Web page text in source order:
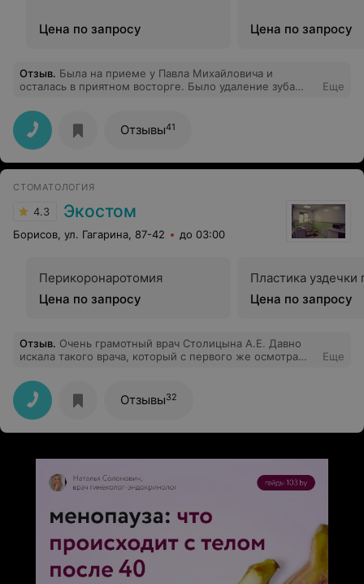
Цена по запросу Цена по запросу
Отзыв. Была на приеме у Павла Михайловича и
осталась в приятном восторге. Было удаление зуба
бережное отношение и комфортная обстановка - а
поскольку я панически боюсь стоматологии в целом,
то для меня это определяющий фактор при выборе
специалистов в области стоматологии. В общем, все
прошло на "ура", всем, кто так же, как и я, от слово
РЕКОМЕНДУЮ, после посещения данного Врача с
большой буквы ваши страхи развеятся.
Еще
Отзывы41
СТОМАТОЛОГИЯ
4.3 Экостом
Борисов, ул. Гагарина, 87-42 до 03:00
Перикоронаротомия
Цена по запросу
Пластика уздечки
Цена по запросу
Отзыв. Очень грамотный врач Столицына А.Е. Давно
искала такого врача, который с первого же осмотра
только к ней.
Еще
Отзывы32